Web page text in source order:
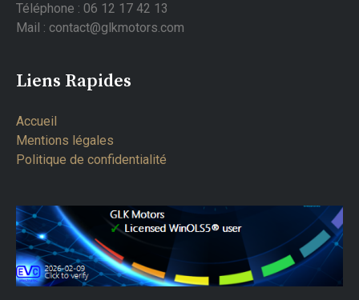
Téléphone : 06 12 17 42 13
Mail : contact@glkmotors.com
Liens Rapides
Accueil
Mentions légales
Politique de confidentialité